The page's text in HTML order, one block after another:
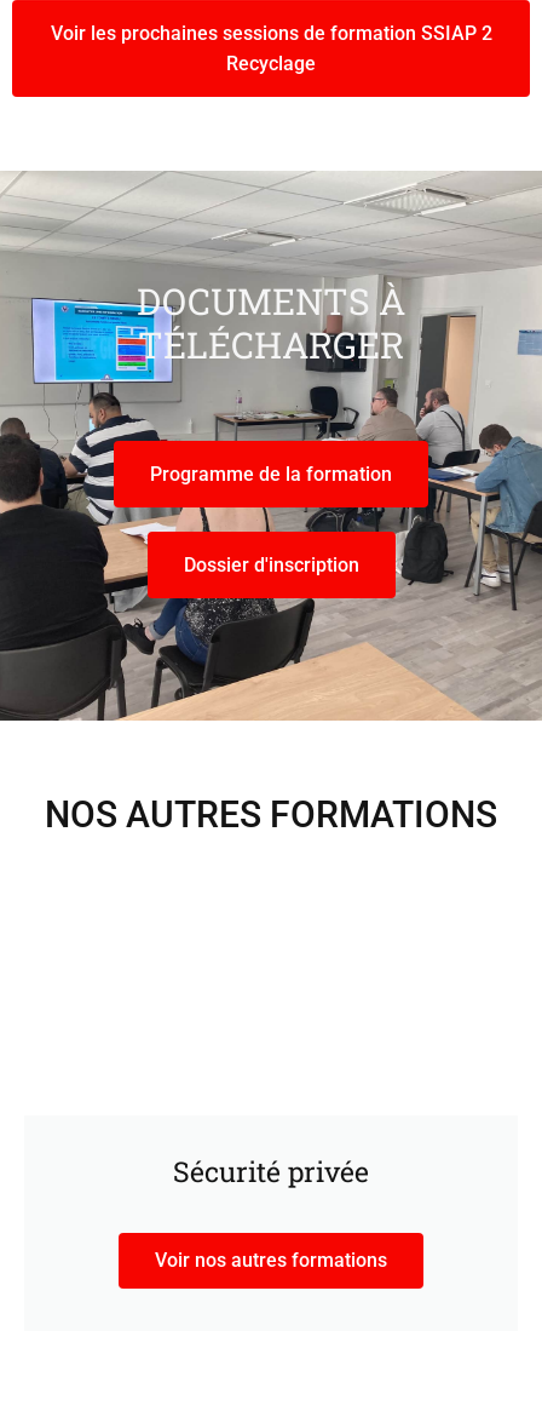
Voir les prochaines sessions de formation SSIAP 2
Recyclage
DOCUMENTS À
TÉLÉCHARGER
Programme de la formation
Dossier d'inscription
NOS AUTRES FORMATIONS
Sécurité privée
Voir nos autres formations